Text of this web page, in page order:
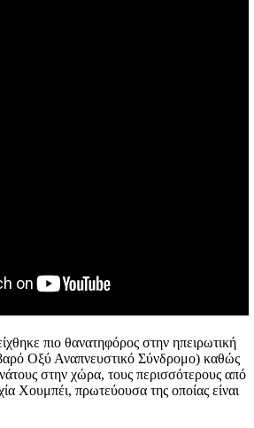
πιο θανατηφόρος στην ηπειρωτική
Οξύ Αναπνευστικό Σύνδρομο) καθώς
στην χώρα, τους περισσότερους από
Χουμπέι, πρωτεύουσα της οποίας είναι